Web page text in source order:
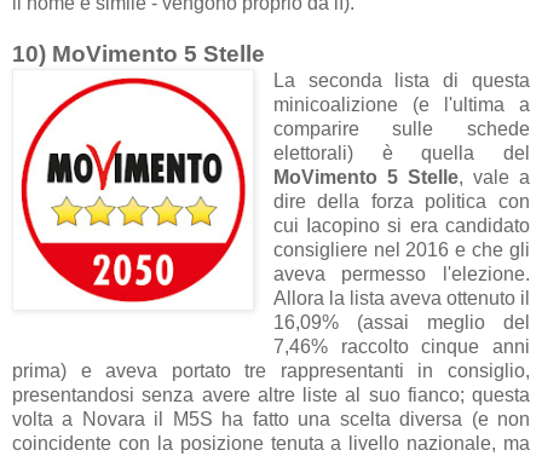
10) MoVimento 5 Stelle
La seconda lista di questa
minicoalizione (e l'ultima a
comparire sulle schede
elettorali) è quella del
MoVimento 5 Stelle, vale a
dire della forza politica con
cui Iacopino si era candidato
consigliere nel 2016 e che gli
aveva permesso l'elezione.
Allora la lista aveva ottenuto il
16,09% (assai meglio del
7,46% raccolto cinque anni
prima) e aveva portato tre rappresentanti in consiglio,
presentandosi senza avere altre liste al suo fianco; questa
volta a Novara il M5S ha fatto una scelta diversa (e non
coincidente con la posizione tenuta a livello nazionale, ma